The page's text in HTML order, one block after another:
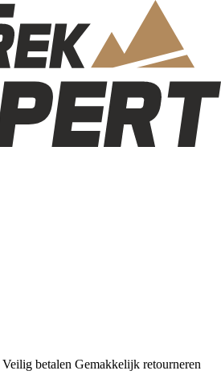
Veilig betalen Gemakkelijk retourneren